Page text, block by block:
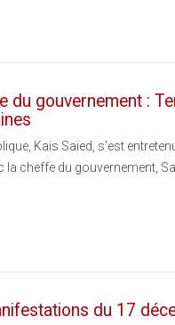
du gouvernement :
Kais Saïed, s'est
la cheffe du gouvernement,
du 17